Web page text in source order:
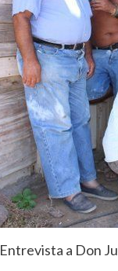
Entrevista a Don